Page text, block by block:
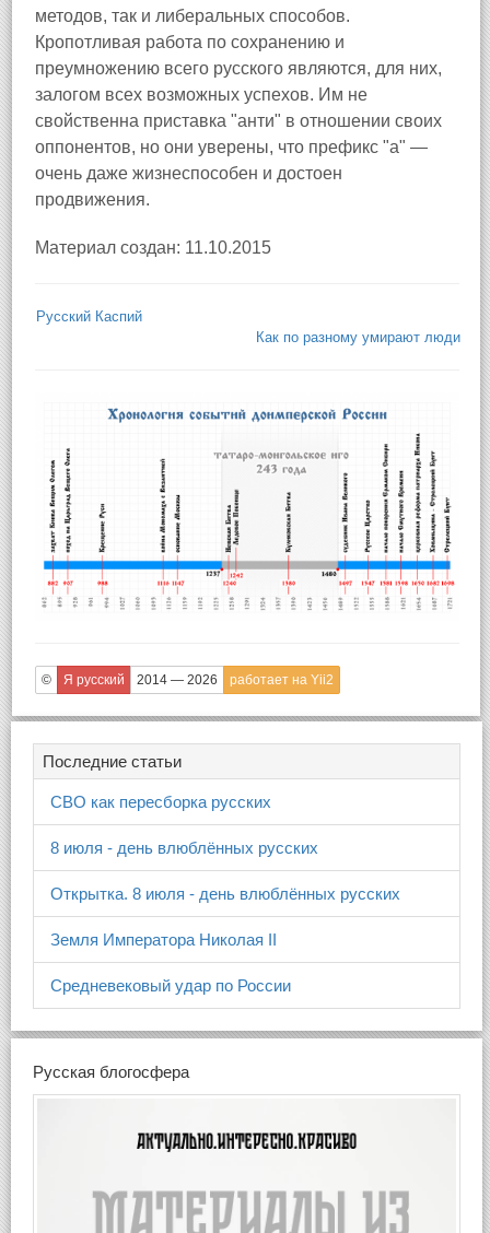
методов, так и либеральных способов.
Кропотливая работа по сохранению и
преумножению всего русского являются, для них,
залогом всех возможных успехов. Им не
свойственна приставка "анти" в отношении своих
оппонентов, но они уверены, что префикс "а" —
очень даже жизнеспособен и достоен
продвижения.
Материал создан: 11.10.2015
Русский Каспий
Как по разному умирают люди
© Я русский 2014 — 2026 работает на Yii2
Последние статьи
СВО как пересборка русских
8 июля - день влюблённых русских
Открытка. 8 июля - день влюблённых русских
Земля Императора Николая II
Средневековый удар по России
Русская блогосфера